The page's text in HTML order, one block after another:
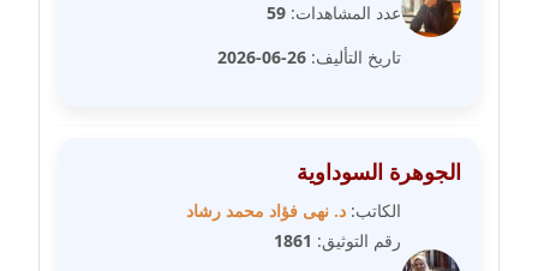
مدونة مارية محمد
عاملة
مدونة محاسن علي
عدد المشاهدات: 59
تاريخ التأليف: 26-06-2026
الجوهرة السوداوية
الكاتب: د. نهى فؤاد محمد رشاد
رقم التوثيق: 1861